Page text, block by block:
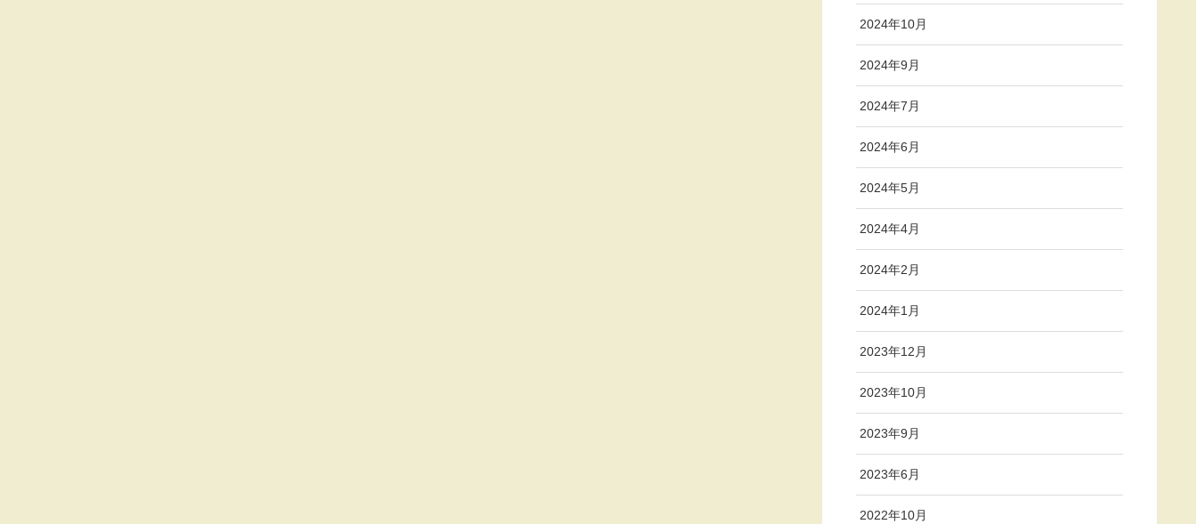
2024年10月
2024年9月
2024年7月
2024年6月
2024年5月
2024年4月
2024年2月
2024年1月
2023年12月
2023年10月
2023年9月
2023年6月
2022年10月